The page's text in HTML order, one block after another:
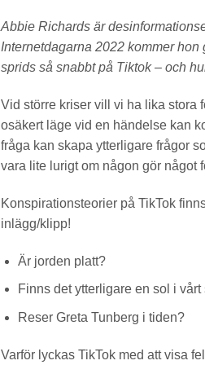
Abbie Richards är
Internetdagarna 2022 kommer
sprids så snabbt på Tiktok – och
Vid större kriser vill vi ha lika stora
osäkert läge vid en händelse kan
fråga kan skapa ytterligare frågor
vara lite lurigt om någon gör något
Konspirationsteorier på TikTok
inlägg/klipp!
Är jorden platt?
Finns det ytterligare en sol i
Reser Greta Tunberg i tiden?
Varför lyckas TikTok med att visa